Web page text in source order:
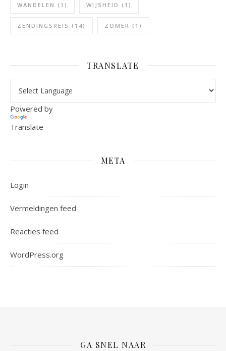
WANDELEN (1) WIJSHEID (1)
ZENDINGSREIS (14) ZOMER (1)
TRANSLATE
Powered by
Translate
META
Login
Vermeldingen feed
Reacties feed
WordPress.org
GA SNEL NAAR